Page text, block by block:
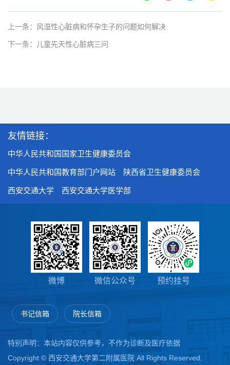
上一条：风湿性心脏病和怀孕生子的问题如何解决
下一条：儿童先天性心脏病三问
友情链接：
中华人民共和国国家卫生健康委员会
中华人民共和国教育部门户网站 陕西省卫生健康委员会
西安交通大学 西安交通大学医学部
微博 微信公众号 预约挂号
书记信箱 院长信箱
特别声明：本站内容仅供参考，不作为诊断及医疗依据
Copyright © 西安交通大学第二附属医院 All Rights Reserved.